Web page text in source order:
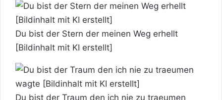
Du bist der Stern der meinen Weg erhellt
[Bildinhalt mit KI erstellt]
Du bist der Traum den ich nie zu traeumen